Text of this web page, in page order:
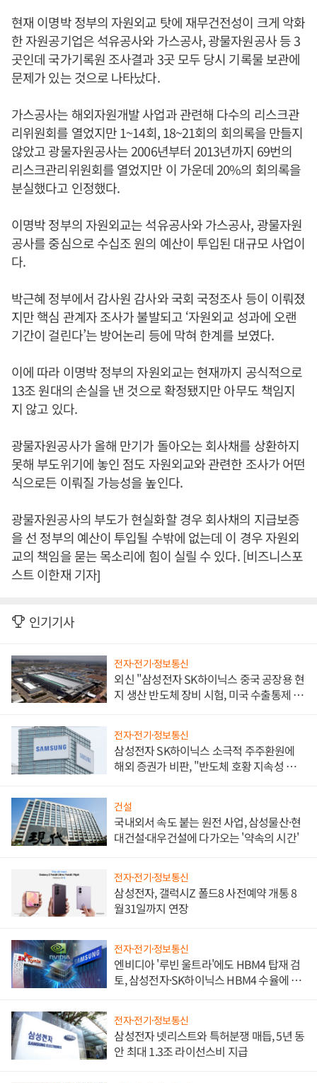
현재 이명박 정부의 자원외교 탓에 재무건전성이 크게 악화
한 자원공기업은 석유공사와 가스공사, 광물자원공사 등 3
곳인데 국가기록원 조사결과 3곳 모두 당시 기록물 보관에
문제가 있는 것으로 나타났다.
가스공사는 해외자원개발 사업과 관련해 다수의 리스크관
리위원회를 열었지만 1~14회, 18~21회의 회의록을 만들지
않았고 광물자원공사는 2006년부터 2013년까지 69번의
리스크관리위원회를 열었지만 이 가운데 20%의 회의록을
분실했다고 인정했다.
이명박 정부의 자원외교는 석유공사와 가스공사, 광물자원
공사를 중심으로 수십조 원의 예산이 투입된 대규모 사업이
다.
박근혜 정부에서 감사원 감사와 국회 국정조사 등이 이뤄졌
지만 핵심 관계자 조사가 불발되고 ‘자원외교 성과에 오랜
기간이 걸린다’는 방어논리 등에 막혀 한계를 보였다.
이에 따라 이명박 정부의 자원외교는 현재까지 공식적으로
13조 원대의 손실을 낸 것으로 확정됐지만 아무도 책임지
지 않고 있다.
광물자원공사가 올해 만기가 돌아오는 회사채를 상환하지
못해 부도위기에 놓인 점도 자원외교와 관련한 조사가 어떤
식으로든 이뤄질 가능성을 높인다.
광물자원공사의 부도가 현실화할 경우 회사채의 지급보증
을 선 정부의 예산이 투입될 수밖에 없는데 이 경우 자원외
교의 책임을 묻는 목소리에 힘이 실릴 수 있다. [비즈니스포
스트 이한재 기자]
인기기사
전자·전기·정보통신
외신 "삼성전자 SK하이닉스 중국 공장용 현
지 생산 반도체 장비 시험, 미국 수출통제 대
전자·전기·정보통신
삼성전자 SK하이닉스 소극적 주주환원에
해외 증권가 비판, "반도체 호황 지속성 의
건설
국내외서 속도 붙는 원전 사업, 삼성물산·현
대건설·대우건설에 다가오는 '약속의 시간'
전자·전기·정보통신
삼성전자, 갤럭시Z 폴드8 사전예약 개통 8
월31일까지 연장
전자·전기·정보통신
엔비디아 '루빈 울트라'에도 HBM4 탑재 검
토, 삼성전자·SK하이닉스 HBM4 수율에 주
전자·전기·정보통신
삼성전자 넷리스트와 특허분쟁 매듭, 5년 동
안 최대 1.3조 라이선스비 지급